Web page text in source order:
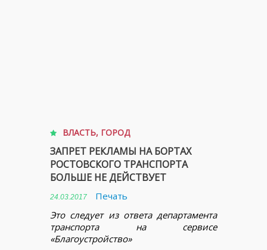
ВЛАСТЬ, ГОРОД
ЗАПРЕТ РЕКЛАМЫ НА БОРТАХ
РОСТОВСКОГО ТРАНСПОРТА
БОЛЬШЕ НЕ ДЕЙСТВУЕТ
24.03.2017
Печать
Это следует из ответа департамента
транспорта на сервисе
«Благоустройство»